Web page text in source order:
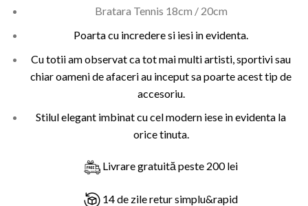
evaluărifost:
299,00 lei.
109,00 lei.
Bratara Tennis 18cm / 20cm
Poarta cu incredere si iesi in evidenta.
Cu totii am observat ca tot mai multi artisti, sportivi sau
chiar oameni de afaceri au inceput sa poarte acest tip de
accesoriu.
Stilul elegant imbinat cu cel modern iese in evidenta la
orice tinuta.
Livrare gratuită peste 200 lei
14 de zile retur simplu&rapid